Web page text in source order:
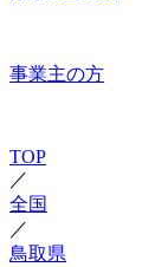
事業主の方
TOP
／
全国
／
鳥取県